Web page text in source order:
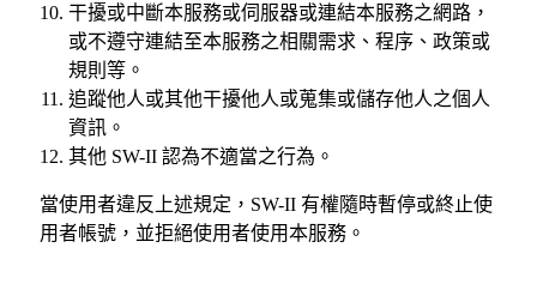
干擾或中斷本服務或伺服器或連結本服務之網路，
或不遵守連結至本服務之相關需求、程序、政策或
規則等。
追蹤他人或其他干擾他人或蒐集或儲存他人之個人
資訊。
其他 SW-II 認為不適當之行為。
當使用者違反上述規定，SW-II 有權隨時暫停或終止使
用者帳號，並拒絕使用者使用本服務。